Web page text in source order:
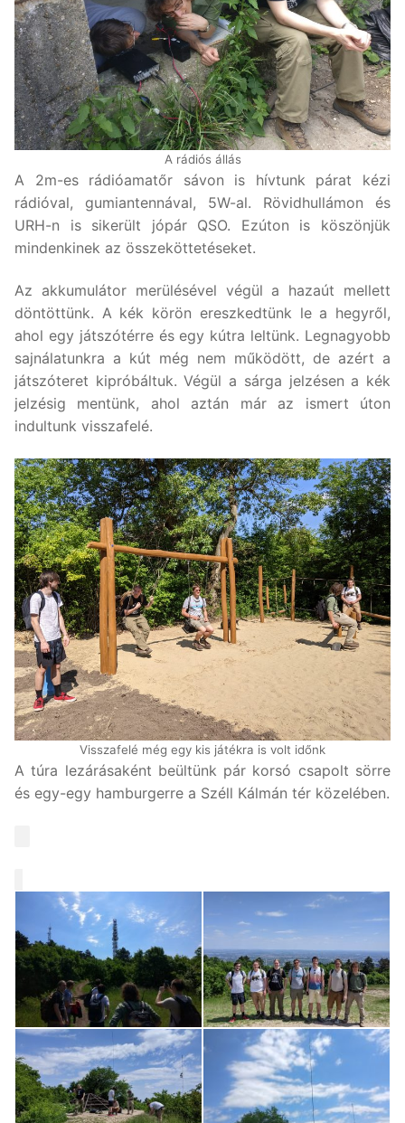
A rádiós állás
A 2m-es rádióamatőr sávon is hívtunk párat kézi
rádióval, gumiantennával, 5W-al. Rövidhullámon és
URH-n is sikerült jópár QSO. Ezúton is köszönjük
mindenkinek az összeköttetéseket.
Az akkumulátor merülésével végül a hazaút mellett
döntöttünk. A kék körön ereszkedtünk le a hegyről,
ahol egy játszótérre és egy kútra leltünk. Legnagyobb
sajnálatunkra a kút még nem működött, de azért a
játszóteret kipróbáltuk. Végül a sárga jelzésen a kék
jelzésig mentünk, ahol aztán már az ismert úton
indultunk visszafelé.
Visszafelé még egy kis játékra is volt időnk
A túra lezárásaként beültünk pár korsó csapolt sörre
és egy-egy hamburgerre a Széll Kálmán tér közelében.